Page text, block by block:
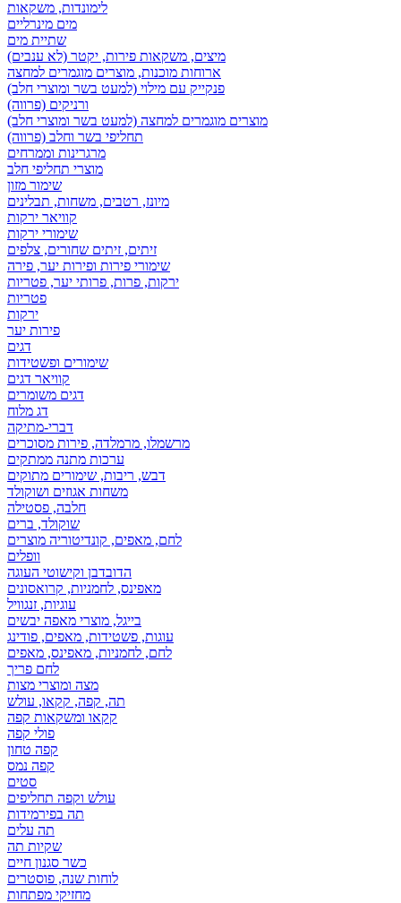
לימונדות, משקאות
מים מינרליים
שתיית מים
מיצים, משקאות פירות, יקטר (לא ענבים)
ארוחות מוכנות, מוצרים מוגמרים למחצה
פנקייק עם מילוי (למעט בשר ומוצרי חלב)
ורניקים (פרווה)
מוצרים מוגמרים למחצה (למעט בשר ומוצרי חלב)
תחליפי בשר וחלב (פרווה)
מרגרינות וממרחים
מוצרי תחליפי חלב
שימור מזון
מיונז, רטבים, משחות, תבלינים
קוויאר ירקות
שימורי ירקות
זיתים, זיתים שחורים, צלפים
שימורי פירות ופירות יער, פירה
ירקות, פרות, פרותי יער, פטריות
פטריות
ירקות
פירות יער
דגים
שימורים ופשטידות
קוויאר דגים
דגים משומרים
דג מלוח
דברי-מתיקה
מרשמלו, מרמלדה, פירות מסוכרים
ערכות מתנה ממתקים
דבש, ריבות, שימורים מתוקים
משחות אגוזים ושוקולד
חלבה, פסטילה
שוקולד, ברים
לחם, מאפים, קונדיטוריה מוצרים
וופלים
הדובדבן וקישוטי העוגה
מאפינס, לחמניות, קרואסונים
עוגיות, זנגוויל
בייגל, מוצרי מאפה יבשים
עוגות, פשטידות, מאפים, פודינג
לחם, לחמניות, מאפינס, מאפים
לחם פריך
מצה ומוצרי מצות
תה, קפה, קקאו, עולש
קקאו ומשקאות קפה
פולי קפה
קפה טחון
קפה נמס
סטים
עולש וקפה תחליפים
תה בפירמידות
תה עלים
שקיות תה
כשר סגנון חיים
לוחות שנה, פוסטרים
מחזיקי מפתחות